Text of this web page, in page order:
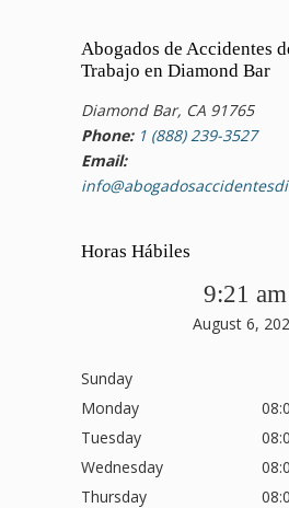
Abogados de Accidentes
Trabajo en Diamond Bar
Diamond Bar, CA 91765
Phone: 1 (888) 239-3527
Email:
Horas Hábiles
9:21 am
August 6,
Sunday
Monday
Tuesday
Wednesday
Thursday